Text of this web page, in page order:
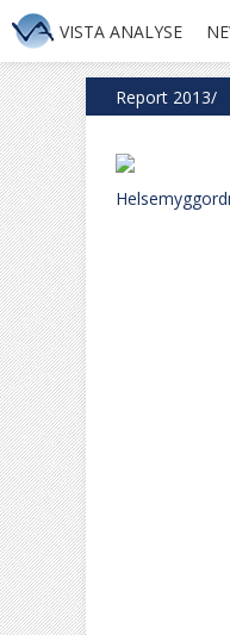
VISTA ANALYSE
Report 2013/